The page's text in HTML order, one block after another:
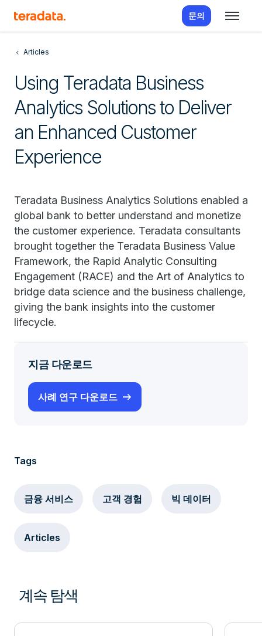
문의
Articles
Using Teradata Business
Analytics Solutions to Deliver
an Enhanced Customer
Experience
Teradata Business Analytics Solutions enabled a
global bank to better understand and monetize
the customer experience. Teradata consultants
brought together the Teradata Business Value
Framework, the Rapid Analytic Consulting
Engagement (RACE) and the Art of Analytics to
bridge data science and the business challenge,
giving the bank insights into the customer
lifecycle.
지금 다운로드
사례 연구 다운로드
Tags
금융 서비스 고객 경험 빅 데이터
Articles
계속 탐색